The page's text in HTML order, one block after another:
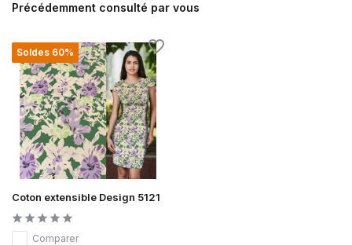
Précédemment consulté par vous
Soldes 60%
Coton extensible Design 5121
Comparer